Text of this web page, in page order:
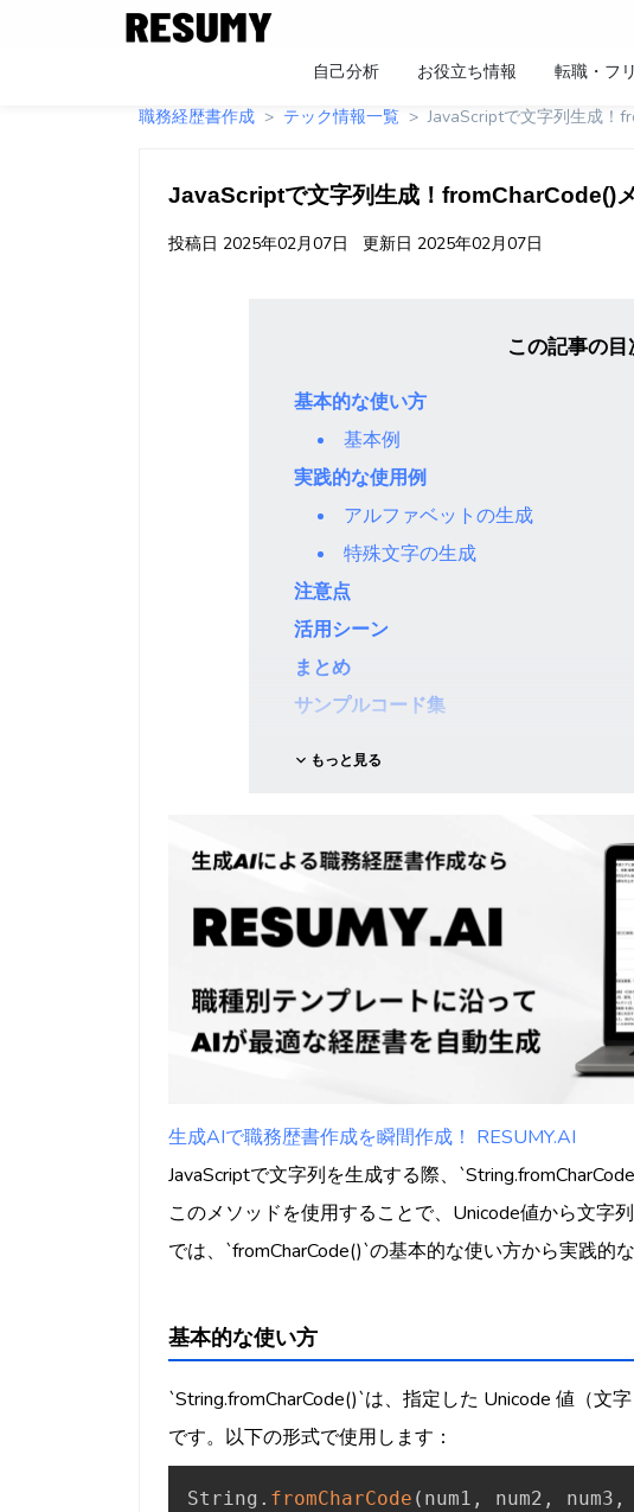
自己分析 お役立ち情報 転職・フ
職務経歴書作成
テック情報一覧 JavaScriptで文字列生成！
JavaScriptで文字列生成！fromCharCode()
投稿日 2025年02月07日 更新日 2025年02月07日
この記事の目
基本的な使い方
基本例
実践的な使用例
アルファベットの生成
特殊文字の生成
注意点
活用シーン
まとめ
サンプルコード集
もっと見る
生成AIで職務歴書作成を瞬間作成！ RESUMY.AI
JavaScriptで文字列を生成する際、
このメソッドを使用することで、Unicode値から文字
では、`fromCharCode()`の基本的な使い方から実践的
基本的な使い方
`String.fromCharCode()`は、指定した Unicode 値（文
です。以下の形式で使用します：
String . fromCharCode ( num1 , num2 , num3 ,